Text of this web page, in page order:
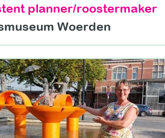
planner/roostermaker
Woerden